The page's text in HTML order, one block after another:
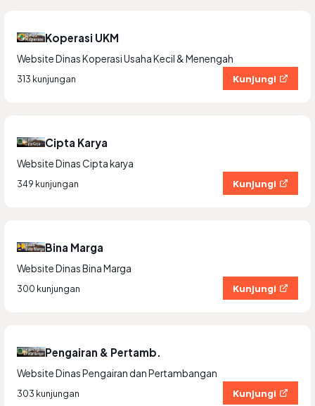
Koperasi UKM
Website Dinas Koperasi Usaha Kecil & Menengah
313 kunjungan Kunjungi
Cipta Karya
Website Dinas Cipta karya
349 kunjungan Kunjungi
Bina Marga
Website Dinas Bina Marga
300 kunjungan Kunjungi
Pengairan & Pertamb.
Website Dinas Pengairan dan Pertambangan
303 kunjungan Kunjungi